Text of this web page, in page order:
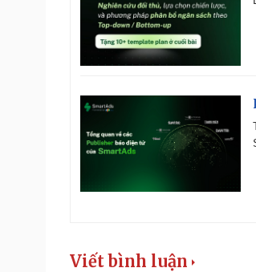
Viết bình luận